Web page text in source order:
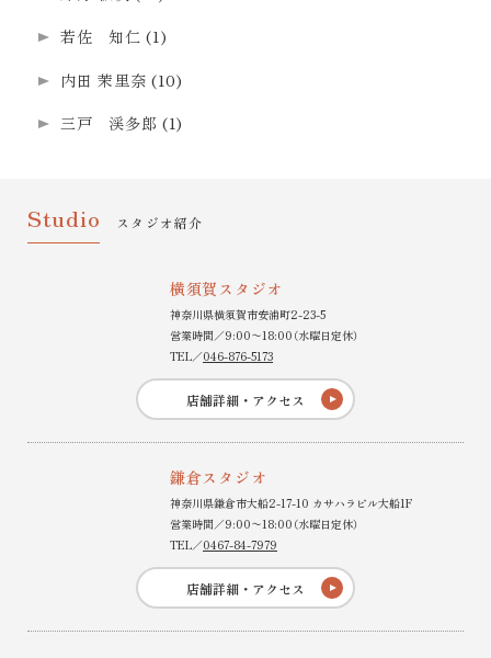
若佐 知仁 (1)
内田 茉里奈 (10)
三戸 渓多郎 (1)
Studio スタジオ紹介
横須賀スタジオ
神奈川県横須賀市安浦町2-23-5
営業時間／9:00〜18:00（水曜日定休）
TEL／046-876-5173
店舗詳細・アクセス
鎌倉スタジオ
神奈川県鎌倉市大船2-17-10 カサハラビル大船1F
営業時間／9:00〜18:00（水曜日定休）
TEL／0467-84-7979
店舗詳細・アクセス